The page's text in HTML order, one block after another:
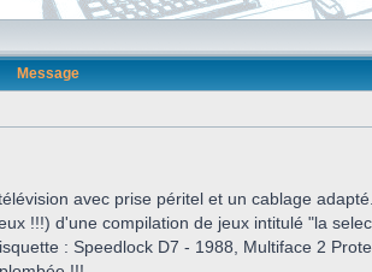
Message
avec prise péritel et un cablage adapté.
!!!) d'une compilation de jeux intitulé "la
: Speedlock D7 - 1988, Multiface 2